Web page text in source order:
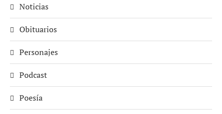
Noticias
Obituarios
Personajes
Podcast
Poesía